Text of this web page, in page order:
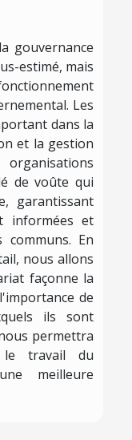
gouvernance
estimé, mais
Les
dans la
et la gestion
de voûte qui
garantissant
informées et
En
nous allons
façonne la
de
ils sont
permettra
le travail du
meilleure